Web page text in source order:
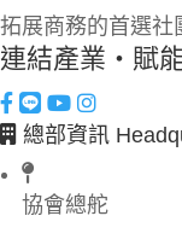
拓展商務的首選社
連結產業・賦
總部資訊
協會總舵